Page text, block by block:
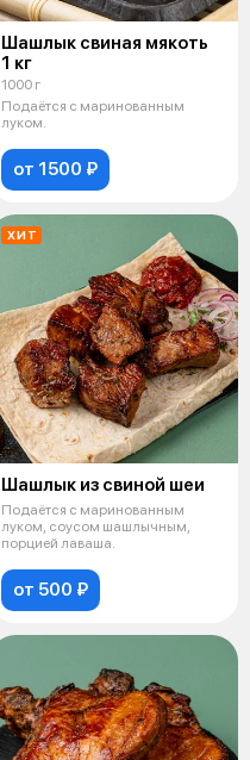
Шашлык свиная мякоть
1 кг
1000 г
Подаётся с маринованным
луком.
от 1500 ₽
ХИТ
Шашлык из свиной шеи
Подаётся с маринованным
луком, соусом шашлычным,
порцией лаваша.
от 500 ₽